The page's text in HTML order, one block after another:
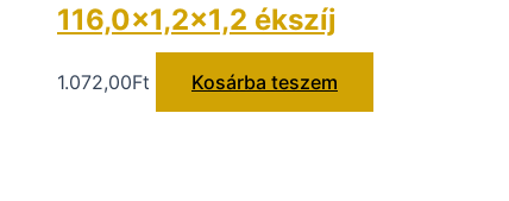
116,0×1,2×1,2 ékszíj
1.072,00Ft Kosárba teszem